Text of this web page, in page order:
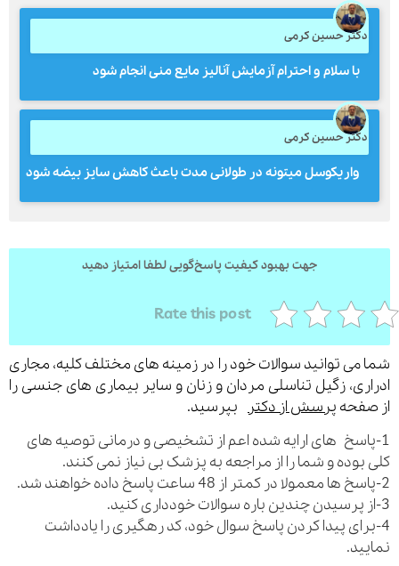
دکتر حسین کرمی
با سلام و احترام آزمایش آنالیز مایع منی انجام شود
دکتر حسین کرمی
واریکوسل میتونه در طولانی مدت باعث کاهش سایز بیضه شود
جهت بهبود کیفیت پاسخ‌گویی لطفا امتیاز دهید
Rate this post
توانید سوالات خود را در زمینه های مختلف کلیه، مجاری
زگیل تناسلی مردان و زنان و سایر بیماری های جنسی را
پرسش از دکتربپرسید.
های ارایه شده اعم از تشخیصی و درمانی توصیه های
و شما را از مراجعه به پزشک بی نیاز نمی کنند.
پیدا کردن پاسخ سوال خود، کد رهگیری را یادداشت
ارسال
قدرت گرفته از همیارسیستم